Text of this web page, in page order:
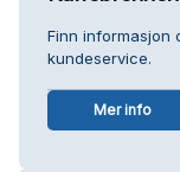
Finn informasjon
kundeservice.
Mer info